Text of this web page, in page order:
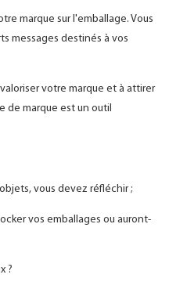
marque sur l'emballage. Vous
messages destinés à vos
votre marque et à attirer
de marque est un outil
vous devez réfléchir ;
vos emballages ou auront-
?